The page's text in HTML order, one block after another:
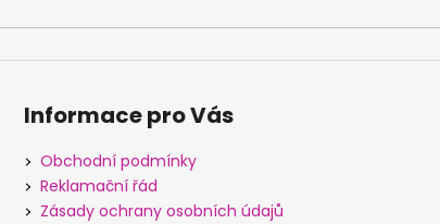
Informace pro Vás
Obchodní podmínky
Reklamační řád
Zásady ochrany osobních údajů